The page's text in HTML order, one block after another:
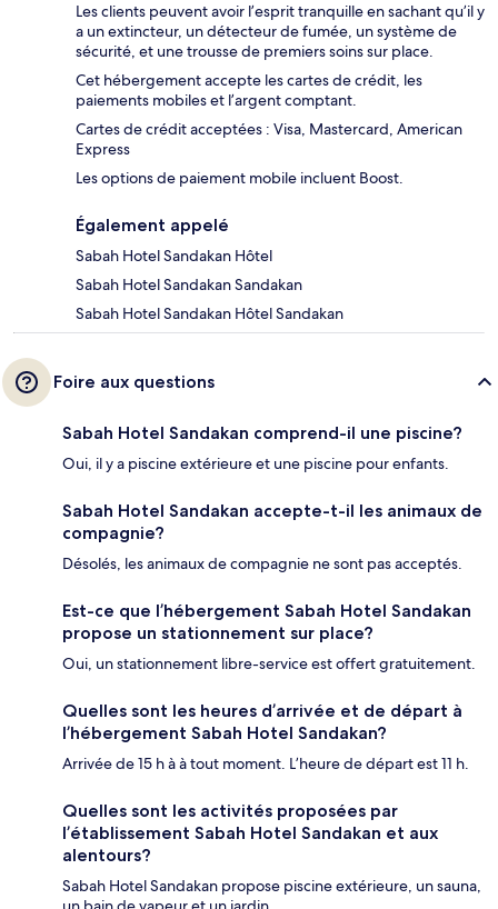
Les clients peuvent avoir l’esprit tranquille en sachant qu’il y
a un extincteur, un détecteur de fumée, un système de
sécurité, et une trousse de premiers soins sur place.
Cet hébergement accepte les cartes de crédit, les
paiements mobiles et l’argent comptant.
Cartes de crédit acceptées : Visa, Mastercard, American
Express
Les options de paiement mobile incluent Boost.
Également appelé
Sabah Hotel Sandakan Hôtel
Sabah Hotel Sandakan Sandakan
Sabah Hotel Sandakan Hôtel Sandakan
Foire aux questions
Sabah Hotel Sandakan comprend-il une piscine?
Oui, il y a piscine extérieure et une piscine pour enfants.
Sabah Hotel Sandakan accepte-t-il les animaux de
compagnie?
Désolés, les animaux de compagnie ne sont pas acceptés.
Est-ce que l’hébergement Sabah Hotel Sandakan
propose un stationnement sur place?
Oui, un stationnement libre-service est offert gratuitement.
Quelles sont les heures d’arrivée et de départ à
l’hébergement Sabah Hotel Sandakan?
Arrivée de 15 h à à tout moment. L’heure de départ est 11 h.
Quelles sont les activités proposées par
l’établissement Sabah Hotel Sandakan et aux
alentours?
Sabah Hotel Sandakan propose piscine extérieure, un sauna,